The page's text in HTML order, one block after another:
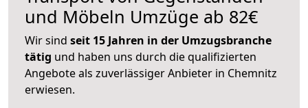
und Möbeln Umzüge ab 82€
Wir sind seit 15 Jahren in der Umzugsbranche
tätig und haben uns durch die qualifizierten
Angebote als zuverlässiger Anbieter in Chemnitz
erwiesen.